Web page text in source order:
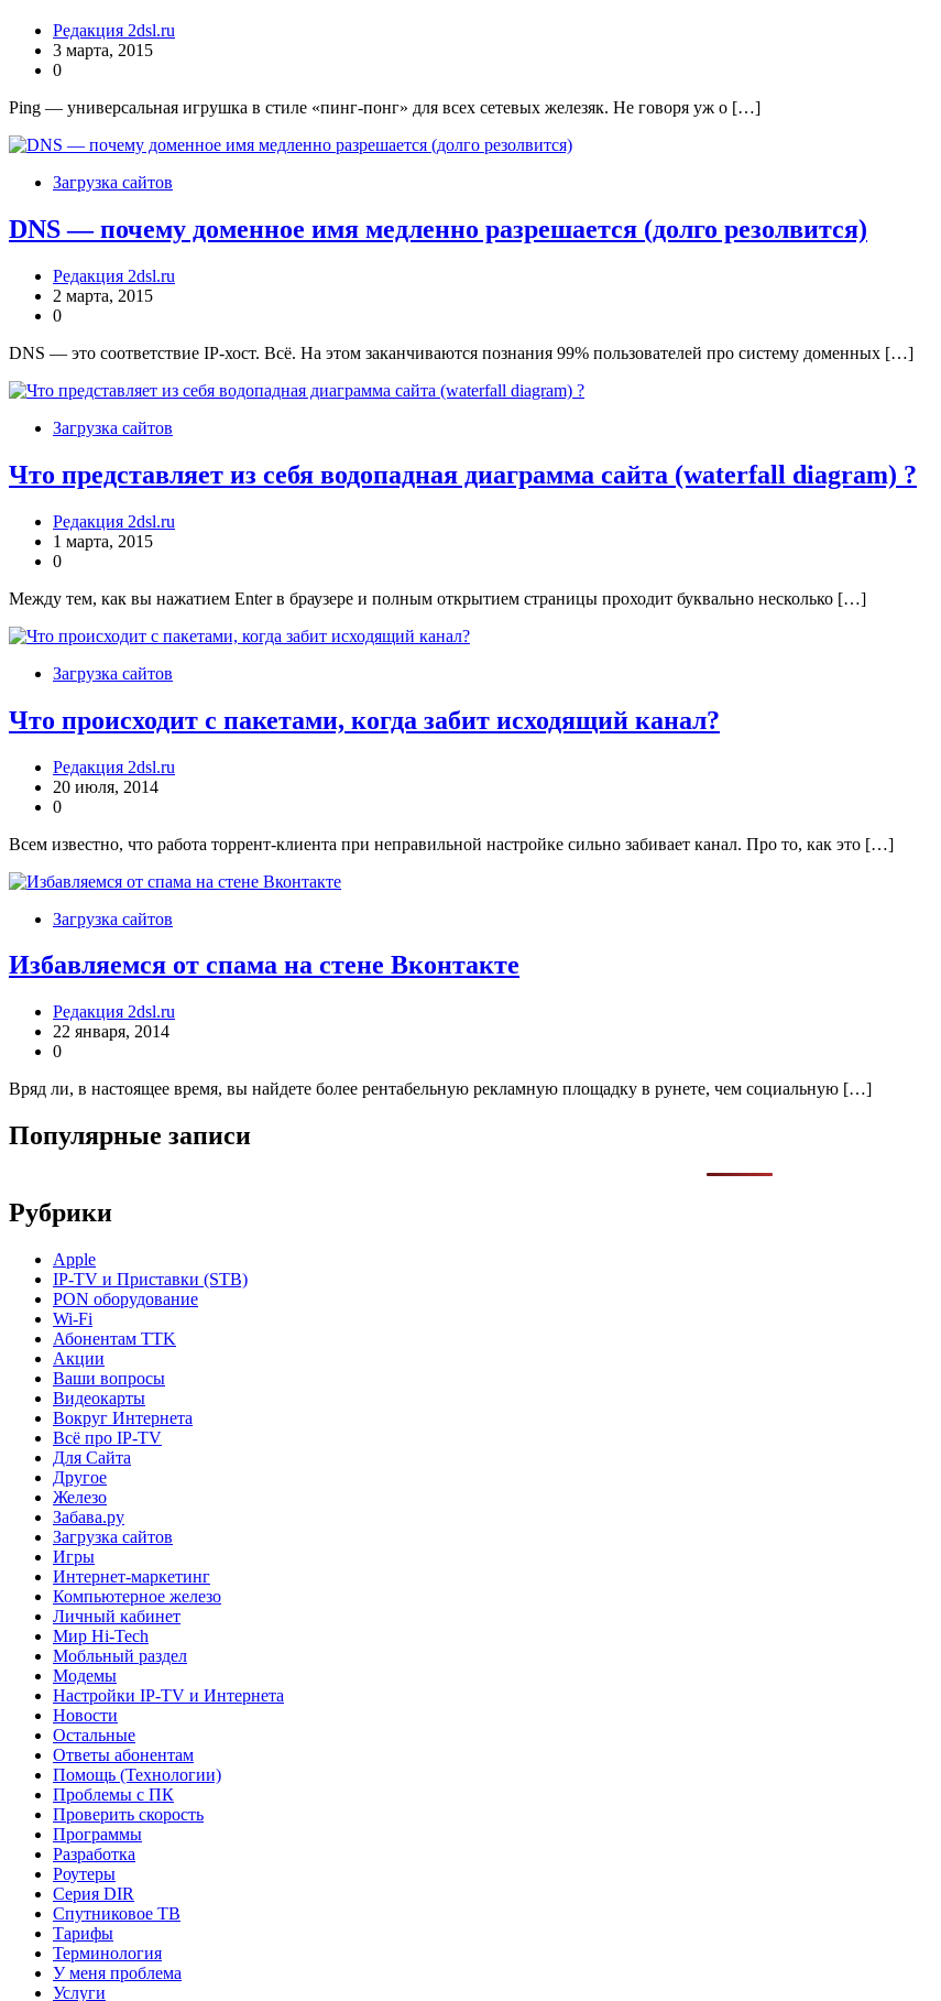
Редакция 2dsl.ru
3 марта, 2015
0
Ping — универсальная игрушка в стиле «пинг-понг» для всех сетевых железяк. Не говоря уж о […]
Загрузка сайтов
DNS — почему доменное имя медленно разрешается (долго резолвится)
Редакция 2dsl.ru
2 марта, 2015
0
DNS — это соответствие IP-хост. Всё. На этом заканчиваются познания 99% пользователей про систему доменных […]
Загрузка сайтов
Что представляет из себя водопадная диаграмма сайта (waterfall diagram) ?
Редакция 2dsl.ru
1 марта, 2015
0
Между тем, как вы нажатием Enter в браузере и полным открытием страницы проходит буквально несколько […]
Загрузка сайтов
Что происходит с пакетами, когда забит исходящий канал?
Редакция 2dsl.ru
20 июля, 2014
0
Всем известно, что работа торрент-клиента при неправильной настройке сильно забивает канал. Про то, как это […]
Загрузка сайтов
Избавляемся от спама на стене Вконтакте
Редакция 2dsl.ru
22 января, 2014
0
Вряд ли, в настоящее время, вы найдете более рентабельную рекламную площадку в рунете, чем социальную […]
Популярные записи
Рубрики
Apple
IP-TV и Приставки (STB)
PON оборудование
Wi-Fi
Абонентам TTK
Акции
Ваши вопросы
Видеокарты
Вокруг Интернета
Всё про IP-TV
Для Сайта
Другое
Железо
Забава.ру
Загрузка сайтов
Игры
Интернет-маркетинг
Компьютерное железо
Личный кабинет
Мир Hi-Tech
Мобльный раздел
Модемы
Настройки IP-TV и Интернета
Новости
Остальные
Ответы абонентам
Помощь (Технологии)
Проблемы с ПК
Проверить скорость
Программы
Разработка
Роутеры
Серия DIR
Спутниковое ТВ
Тарифы
Терминология
У меня проблема
Услуги